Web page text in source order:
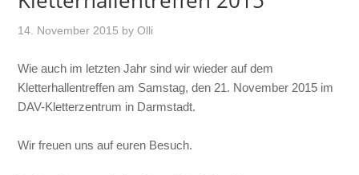
14. November 2015 byOlli
Wie auch im letzten Jahr sind wir wieder auf dem
Kletterhallentreffen am Samstag, den 21. November 2015 im
DAV-Kletterzentrum in Darmstadt.
Wir freuen uns auf euren Besuch.